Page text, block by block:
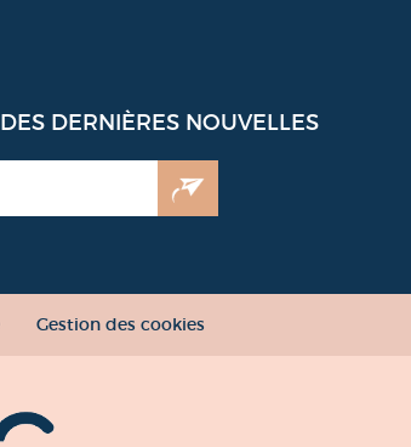
DERNIÈRES NOUVELLES
Gestion des cookies